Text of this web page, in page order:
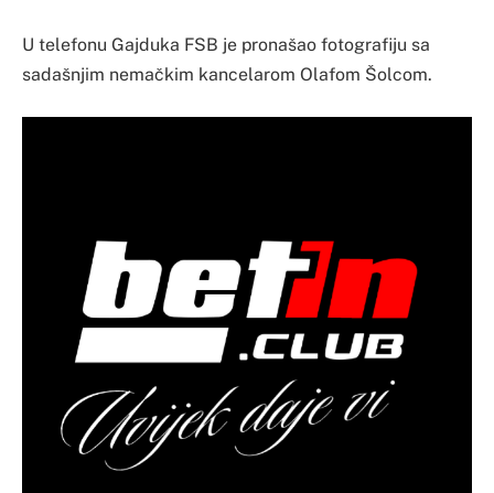
U telefonu Gajduka FSB je pronašao fotografiju sa
sadašnjim nemačkim kancelarom Olafom Šolcom.